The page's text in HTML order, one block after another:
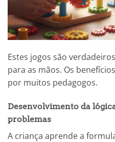
Estes jogos são
para as mãos. Os
por muitos pedagogos.
Desenvolvimento da
problemas
A criança aprende a